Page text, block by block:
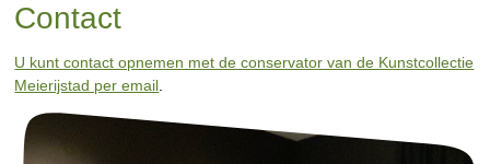
Contact
U kunt contact opnemen met de conservator van de Kunstcollectie
Meierijstad per email.